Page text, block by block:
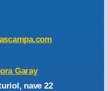
Garay
nave 22